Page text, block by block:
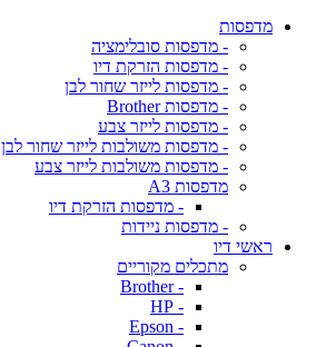
מדפסות
- מדפסות סובלימציה
- מדפסות הזרקת דיו
- מדפסות לייזר שחור לבן
- מדפסות Brother
- מדפסות לייזר צבע
- מדפסות משולבות לייזר שחור לבן
- מדפסות משולבות לייזר צבע
מדפסות A3
- מדפסות הזרקת דיו
- מדפסות ניידות
ראשי דיו
מתכלים מקוריים
- Brother
- HP
- Epson